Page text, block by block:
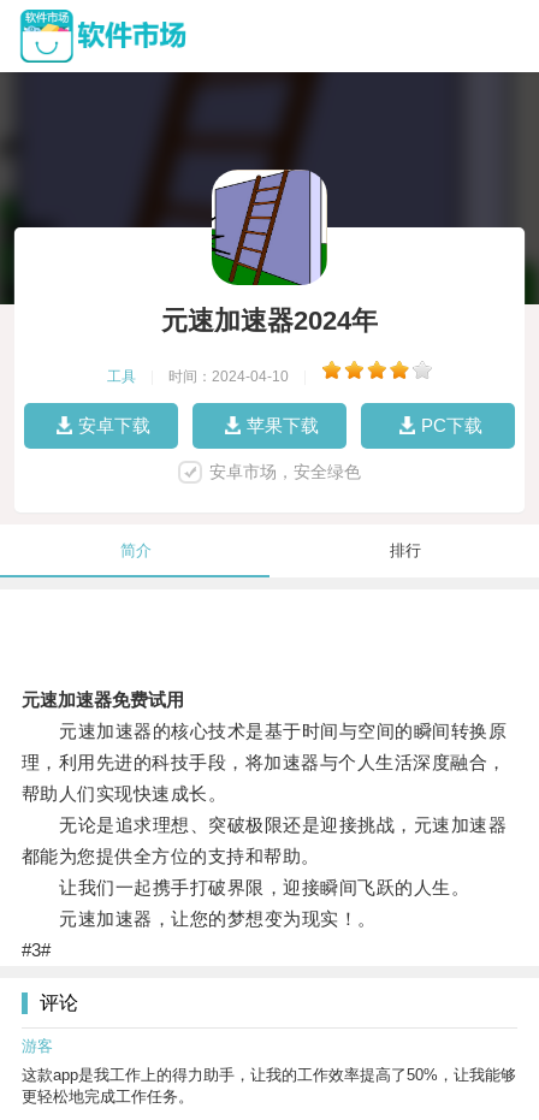
元速加速器2024年
工具 时间：2024-04-10
安卓下载 苹果下载 PC下载
安卓市场，安全绿色
简介 排行
元速加速器免费试用
元速加速器的核心技术是基于时间与空间的瞬间转换原
理，利用先进的科技手段，将加速器与个人生活深度融合，
帮助人们实现快速成长。
无论是追求理想、突破极限还是迎接挑战，元速加速器
都能为您提供全方位的支持和帮助。
让我们一起携手打破界限，迎接瞬间飞跃的人生。
元速加速器，让您的梦想变为现实！。
#3#
评论
游客
这款app是我工作上的得力助手，让我的工作效率提高了50%，让我能够
更轻松地完成工作任务。